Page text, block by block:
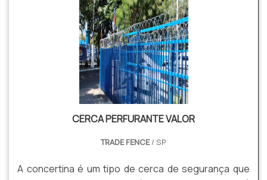
CERCA PERFURANTE VALOR
TRADE FENCE/ SP
A concertina é um tipo de cerca de segurança que